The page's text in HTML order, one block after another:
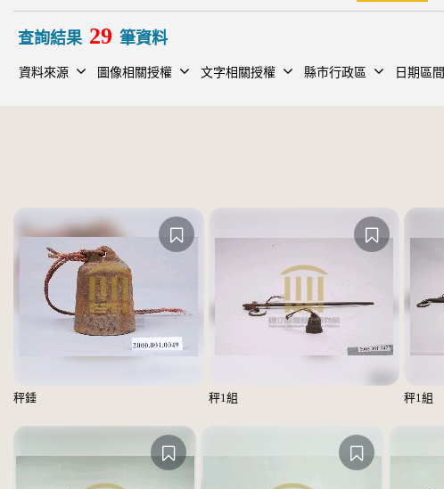
查詢結果 29 筆資料
資料來源 圖像相關授權 文字相關授權 縣市行政區 日期區間
秤錘 秤1組 秤1組